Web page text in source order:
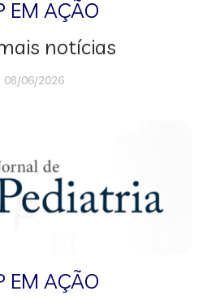
EM AÇÃO
notícias
08/06/2026
EM AÇÃO